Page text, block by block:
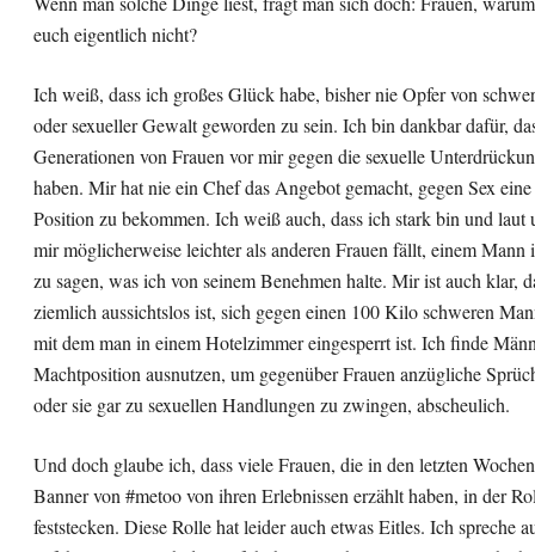
euch eigentlich nicht?
Ich weiß, dass ich großes Glück habe, bisher nie Opfer von
oder sexueller Gewalt geworden zu sein. Ich bin dankbar dafür,
Generationen von Frauen vor mir gegen die sexuelle
haben. Mir hat nie ein Chef das Angebot gemacht, gegen Sex eine
Position zu bekommen. Ich weiß auch, dass ich stark bin und laut
mir möglicherweise leichter als anderen Frauen fällt, einem Mann
zu sagen, was ich von seinem Benehmen halte. Mir ist auch klar,
ziemlich aussichtslos ist, sich gegen einen 100 Kilo schweren
mit dem man in einem Hotelzimmer eingesperrt ist. Ich finde
Machtposition ausnutzen, um gegenüber Frauen anzügliche
oder sie gar zu sexuellen Handlungen zu zwingen, abscheulich.
Und doch glaube ich, dass viele Frauen, die in den letzten
Banner von #metoo von ihren Erlebnissen erzählt haben, in der
feststecken. Diese Rolle hat leider auch etwas Eitles. Ich spreche